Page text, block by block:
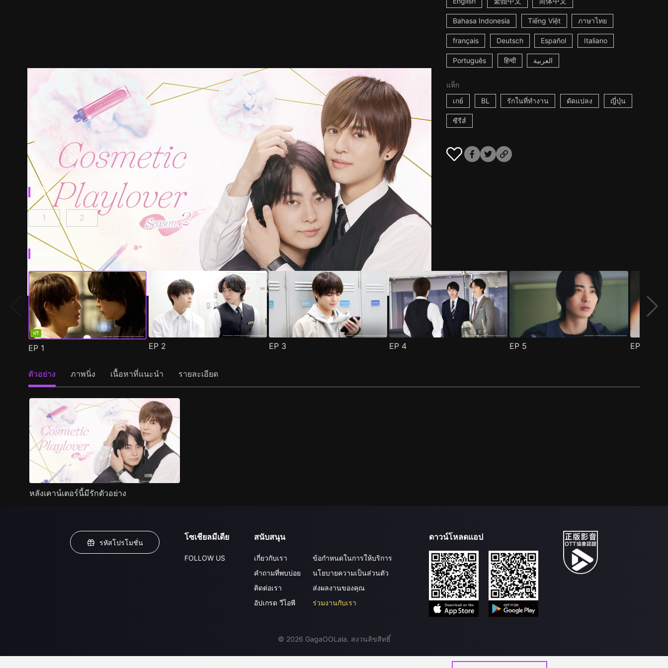
Bahasa Indonesia Tiếng Việt ภาษาไทย
français Deutsch Español Italiano
Português हिन्दी العربية
แท็ก
เกย์
BL รักในที่ทำงาน ดัดแปลง ญี่ปุ่น
ซีรีส์
ซีซัน
หลังเคาน์เตอร์นี้มีรัก ตอนที่ 1 ()
1 หลังเคาน์เตอร์นี้มีรัก ซีซัน 2 ตอนที่ 1 ()
2
ฟรี
EP 1 EP 2 EP 3 EP 4 EP 5 EP
ตัวอย่าง ภาพนิ่ง เนื้อหาที่แนะนำ รายละเอียด
หลังเคาน์เตอร์นี้มีรักตัวอย่าง
รหัสโปรโมชั่น
โซเชียลมีเดีย
FOLLOW US
สนับสนุน
เกี่ยวกับเรา
คำถามที่พบบ่อย
ติดต่อเรา
อัปเกรด วีไอพี
ข้อกำหนดในการให้บริการ
นโยบายความเป็นส่วนตัว
ส่งผลงานของคุณ
ร่วมงานกับเรา
ดาวน์โหลดแอป
© 2026 GagaOOLala. สงวนลิขสิทธิ์